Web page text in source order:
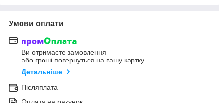
Умови оплати
Ви отримаєте замовлення
або гроші повернуться на вашу картку
Детальніше
Післяплата